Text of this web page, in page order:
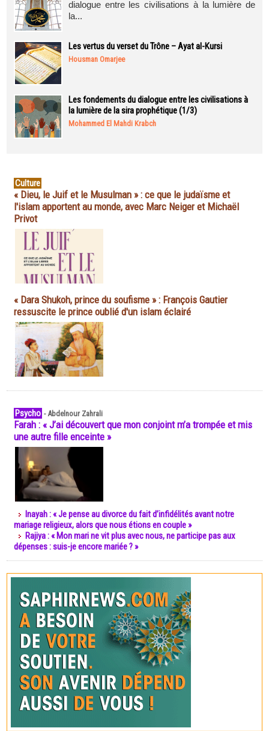
dialogue entre les civilisations à la lumière de
la...
Les vertus du verset du Trône – Ayat al-Kursi
Housman Omarjee
Les fondements du dialogue entre les civilisations à
la lumière de la sira prophétique (1/3)
Mohammed El Mahdi Krabch
Culture
« Dieu, le Juif et le Musulman » : ce que le judaïsme et
l'islam apportent au monde, avec Marc Neiger et Michaël
Privot
« Dara Shukoh, prince du soufisme » : François Gautier
ressuscite le prince oublié d'un islam éclairé
Psycho -Abdelnour Zahrali
Farah : « J’ai découvert que mon conjoint m’a trompée et mis
une autre fille enceinte »
Inayah : « Je pense au divorce du fait d’infidélités avant notre
mariage religieux, alors que nous étions en couple »
Rajiya : « Mon mari ne vit plus avec nous, ne participe pas aux
dépenses : suis-je encore mariée ? »